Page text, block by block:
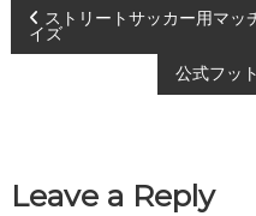
P
t
ストリートサッカー用マッ
イズ
公式フッ
Leave a Reply